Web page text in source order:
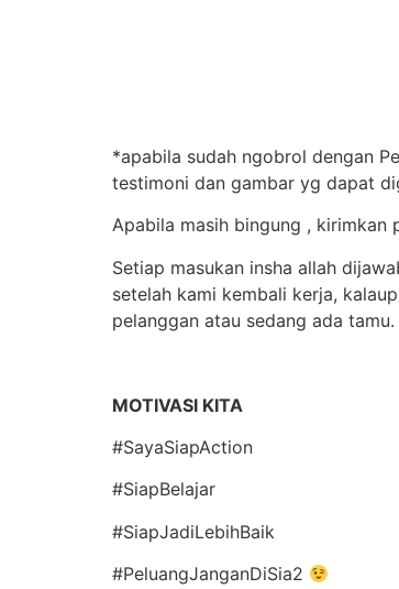
*apabila sudah ngobrol dengan
testimoni dan gambar yg dapat
Apabila masih bingung ,
Setiap masukan insha allah
setelah kami kembali kerja,
pelanggan atau sedang ada tamu.
MOTIVASI KITA
#SayaSiapAction
#SiapBelajar
#SiapJadiLebihBaik
#PeluangJanganDiSia2